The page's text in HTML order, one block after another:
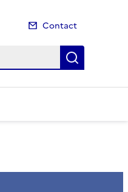
Contact